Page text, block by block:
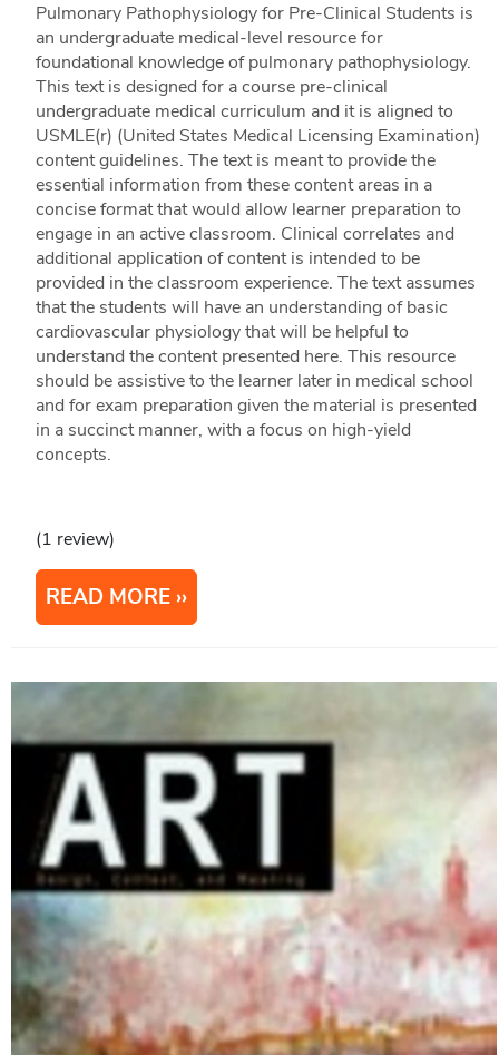
Pulmonary Pathophysiology for Pre-Clinical Students is
an undergraduate medical-level resource for
foundational knowledge of pulmonary pathophysiology.
This text is designed for a course pre-clinical
undergraduate medical curriculum and it is aligned to
USMLE(r) (United States Medical Licensing Examination)
content guidelines. The text is meant to provide the
essential information from these content areas in a
concise format that would allow learner preparation to
engage in an active classroom. Clinical correlates and
additional application of content is intended to be
provided in the classroom experience. The text assumes
that the students will have an understanding of basic
cardiovascular physiology that will be helpful to
understand the content presented here. This resource
should be assistive to the learner later in medical school
and for exam preparation given the material is presented
in a succinct manner, with a focus on high-yield
concepts.
(1 review)
READ MORE